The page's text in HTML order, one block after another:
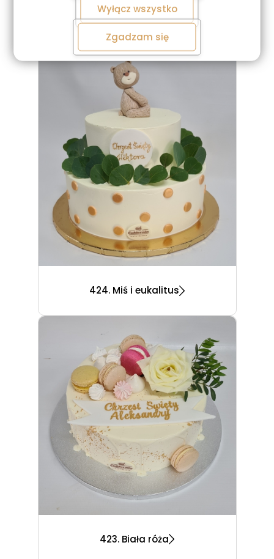
Wyłącz wszystko
Zgadzam się
425. Złote stópki, dużo kwiatów
424. Miś i eukalitus
423. Biała róża